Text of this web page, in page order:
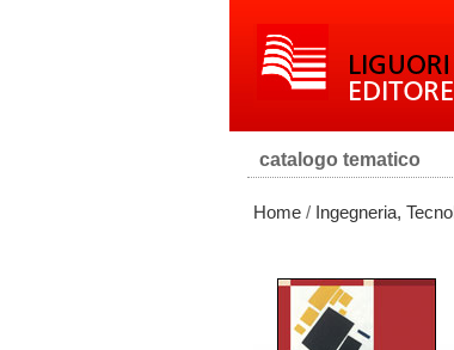
catalogo tematico
Home / Ingegneria,